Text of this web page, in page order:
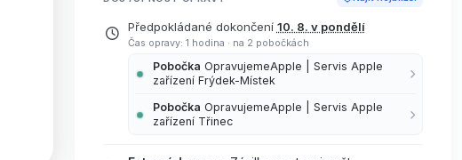
Předpokládané dokončení 10. 8. v pondělí
Čas opravy: 1 hodina · na 2 pobočkách
Pobočka OpravujemeApple | Servis Apple
zařízení Frýdek-Místek
Pobočka OpravujemeApple | Servis Apple
zařízení Třinec